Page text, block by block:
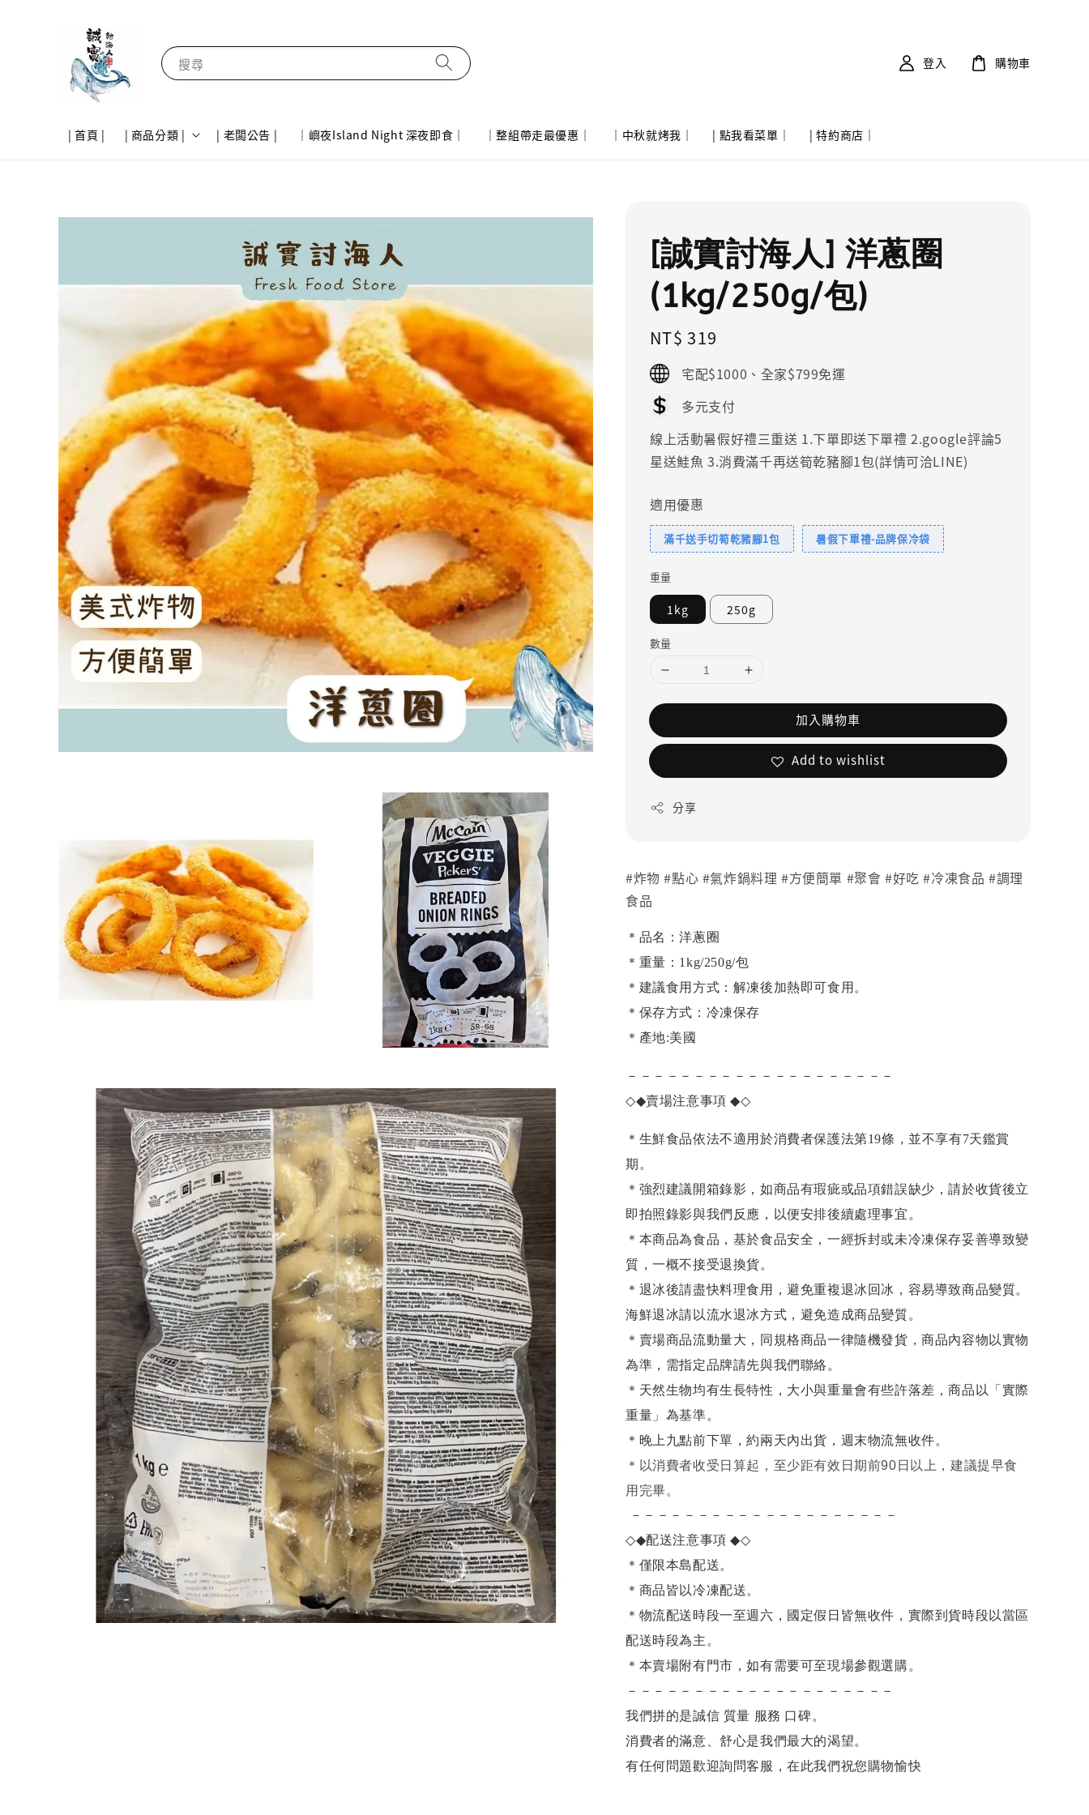
搜尋
| 首頁 | | 商品分類 | | 老闆公告 | ｜嶼夜Island Night 深夜即食｜ ｜整組帶走最優惠｜ ｜中秋就烤我｜ | 點我看菜單｜ | 特約商店｜
登入 購物車
[誠實討海人] 洋蔥圈
(1kg/250g/包)
Regular
price
NT$ 319
宅配$1000、全家$799免運
多元支付
線上活動暑假好禮三重送 1.下單即送下單禮 2.google評論5
星送鮭魚 3.消費滿千再送筍乾豬腳1包(詳情可洽LINE)
適用優惠
滿千送手切筍乾豬腳1包 暑假下單禮-品牌保冷袋
重量
1kg 250g
數量
加入購物車
Add to wishlist
分享
#炸物 #點心 #氣炸鍋料理 #方便簡單 #聚會 #好吃 #冷凍食品 #調理
食品
＊品名：洋蔥圈
＊重量：1kg/250g/包
＊建議食用方式：解凍後加熱即可食用。
＊保存方式：冷凍保存
＊產地:美國
－－－－－－－－－－－－－－－－－－－－
◇◆賣場注意事項◆◇
＊生鮮食品依法不適用於消費者保護法第19條，並不享有7天鑑賞
期。
＊強烈建議開箱錄影，如商品有瑕疵或品項錯誤缺少，請於收貨後立
即拍照錄影與我們反應，以便安排後續處理事宜。
＊本商品為食品，基於食品安全，一經拆封或未冷凍保存妥善導致變
質，一概不接受退換貨。
＊退冰後請盡快料理食用，避免重複退冰回冰，容易導致商品變質。
海鮮退冰請以流水退冰方式，避免造成商品變質。
＊賣場商品流動量大，同規格商品一律隨機發貨，商品內容物以實物
為準，需指定品牌請先與我們聯絡。
＊天然生物均有生長特性，大小與重量會有些許落差，商品以「實際
重量」為基準。
＊晚上九點前下單，約兩天內出貨，週末物流無收件。
＊ 以消費者收受日算起，至少距有效日期前90日以上，建議提早食
用完畢。
－－－－－－－－－－－－－－－－－－－－
◇◆配送注意事項◆◇
＊僅限本島配送。
＊商品皆以冷凍配送。
＊物流配送時段一至週六，國定假日皆無收件，實際到貨時段以當區
配送時段為主。
＊本賣場附有門市，如有需要可至現場參觀選購。
－－－－－－－－－－－－－－－－－－－－
我們拼的是誠信 質量 服務 口碑。
消費者的滿意、舒心是我們最大的渴望。
有任何問題歡迎詢問客服，在此我們祝您購物愉快